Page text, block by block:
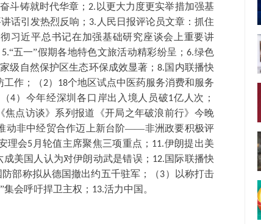
斗铸就时代华章； 2. 以更大力度更实举措加强基
话引发热烈反响； 3. 人民日报评论员文章：抓住
习近平总书记在加强基础研究座谈会上重要讲
5.“五一”假期各地特色文旅活动精彩纷呈；6.绿色
级自然保护区生态环保成效显著；8.国内联播快
工作；（2） 18个地区试点中医药服务消费和服务
4）今年经深圳各口岸出入境人员破1亿人次；
焦点访谈》系列报道《开局之年破浪前行》今晚
动非中经贸合作迈上新台阶——非洲政要积极评
理会5 月轮值主席聚焦三项重点； 11.伊朗提出美
美国人认为对伊朗动武是错误； 12.国际联播快
防部称拟从德国撤出约五千驻军；（3）以称打击
集会呼吁捍卫主权； 13.活力中国。